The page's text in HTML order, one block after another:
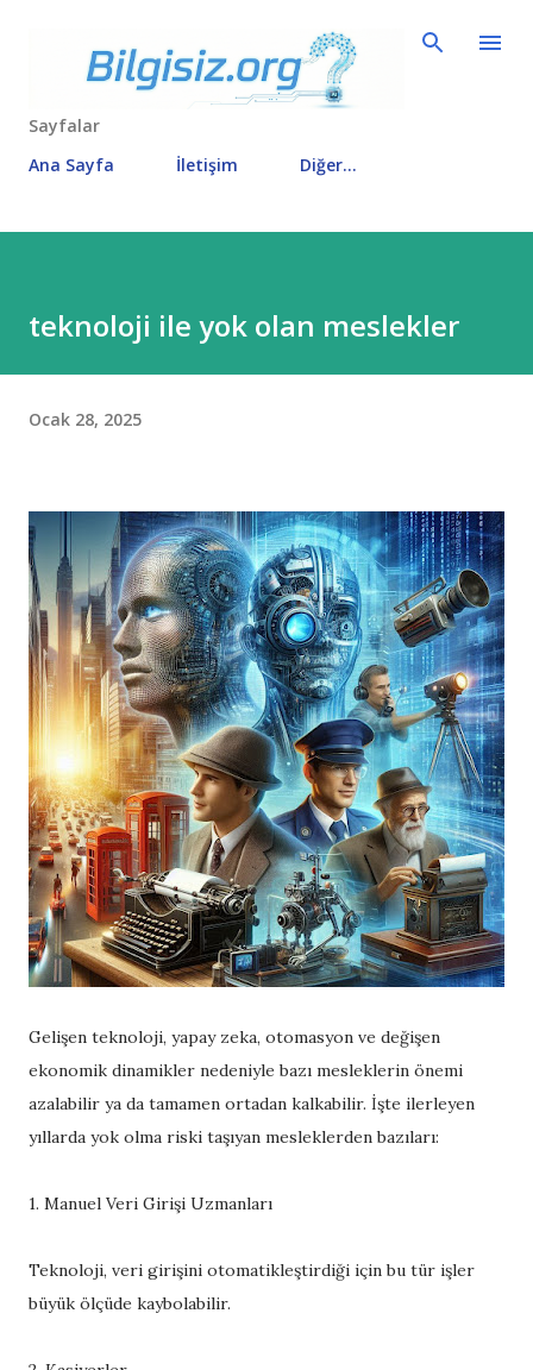
Ana içeriğe atla
Sayfalar
Ana Sayfa
İletişim Diğer…
teknoloji ile yok olan meslekler
Ocak 28, 2025
Gelişen teknoloji, yapay zeka, otomasyon ve değişen
ekonomik dinamikler nedeniyle bazı mesleklerin önemi
azalabilir ya da tamamen ortadan kalkabilir. İşte ilerleyen
yıllarda yok olma riski taşıyan mesleklerden bazıları:
1. Manuel Veri Girişi Uzmanları
Teknoloji, veri girişini otomatikleştirdiği için bu tür işler
büyük ölçüde kaybolabilir.